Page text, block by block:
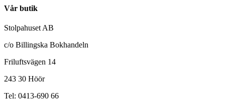
Vår butik
Stolpahuset AB
c/o Billingska Bokhandeln
Friluftsvägen 14
243 30 Höör
Tel: 0413-690 66